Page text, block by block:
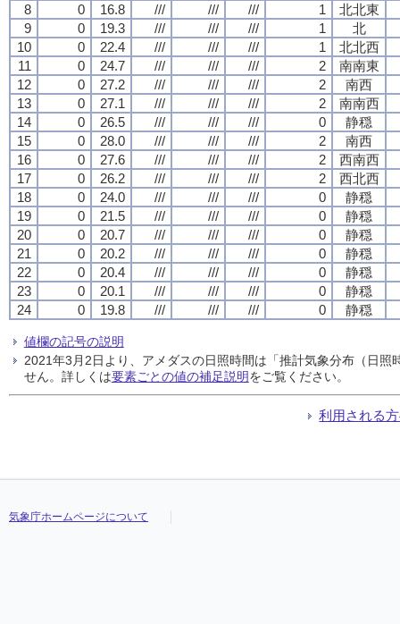
8
0 16.8 /// /// /// 1
北北東
9
0 19.3 /// /// /// 1
北
10
0 22.4 /// /// /// 1
北北西
11
0 24.7 /// /// /// 2
南南東
12
0 27.2 /// /// /// 2
南西
13
0 27.1 /// /// /// 2
南南西
14
0 26.5 /// /// /// 0
静穏
15
0 28.0 /// /// /// 2
南西
16
0 27.6 /// /// /// 2
西南西
17
0 26.2 /// /// /// 2
西北西
18
0 24.0 /// /// /// 0
静穏
19
0 21.5 /// /// /// 0
静穏
20
0 20.7 /// /// /// 0
静穏
21
0 20.2 /// /// /// 0
静穏
22
0 20.4 /// /// /// 0
静穏
23
0 20.1 /// /// /// 0
静穏
24
0 19.8 /// /// /// 0 静穏
値欄の記号の説明
2021年3月2日より、アメダスの日照時間は「推計気象分布（日
せん。詳しくは要素ごとの値の補足説明をご覧ください。
利用される
気象庁ホームページについて